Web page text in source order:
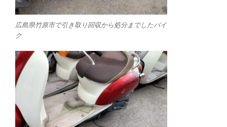
広島県竹原市で引き取り回収から処分までしたバイ
ク